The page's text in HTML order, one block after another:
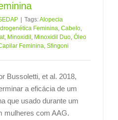
Tags:Alopecia
Feminina, Cabelo,
, Minoxidil , Minoxidil Duo, Óleo
Feminina, Sfingoni
Bussoletti, et al. 2018,
a eficácia de um
que usado durante um
mulheres com AAG.